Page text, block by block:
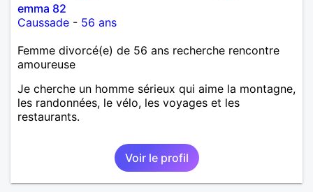
emma 82
Caussade - 56 ans
Femme divorcé(e) de 56 ans recherche rencontre
amoureuse
Je cherche un homme sérieux qui aime la montagne,
les randonnées, le vélo, les voyages et les
restaurants.
Voir le profil